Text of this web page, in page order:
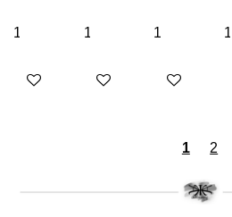
Details anzeigenDetails anzeigen
Details
1 2